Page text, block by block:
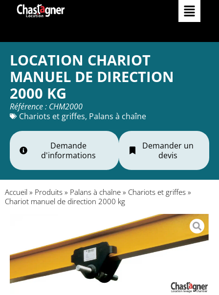
Réalisations
L’Entreprise
Actualités
Contact
LOCATION CHARIOT
MANUEL DE DIRECTION
2000 KG
Référence : CHM2000
Chariots et griffes, Palans à chaîne
Demande
d'informations
Demander un
devis
Accueil » Produits » Palans à chaîne » Chariots et griffes »
Chariot manuel de direction 2000 kg